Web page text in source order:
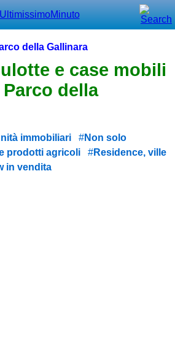
della Gallinara
e case mobili
della
immobiliari
Non solo
prodotti agricoli
Residence, ville
in vendita